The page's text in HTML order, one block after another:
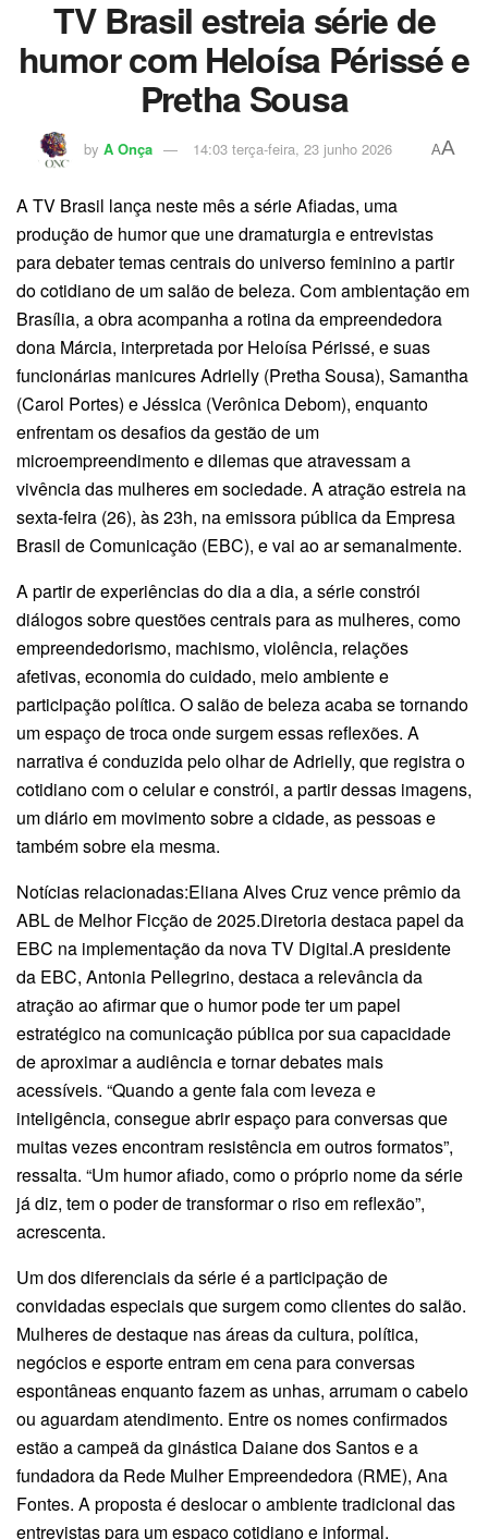
TV Brasil estreia série de
humor com Heloísa Périssé e
Pretha Sousa
by A Onça 14:03 terça-feira, 23 junho 2026 AA
A TV Brasil lança neste mês a série Afiadas, uma
produção de humor que une dramaturgia e entrevistas
para debater temas centrais do universo feminino a partir
do cotidiano de um salão de beleza. Com ambientação em
Brasília, a obra acompanha a rotina da empreendedora
dona Márcia, interpretada por Heloísa Périssé, e suas
funcionárias manicures Adrielly (Pretha Sousa), Samantha
(Carol Portes) e Jéssica (Verônica Debom), enquanto
enfrentam os desafios da gestão de um
microempreendimento e dilemas que atravessam a
vivência das mulheres em sociedade. A atração estreia na
sexta-feira (26), às 23h, na emissora pública da Empresa
Brasil de Comunicação (EBC), e vai ao ar semanalmente.
A partir de experiências do dia a dia, a série constrói
diálogos sobre questões centrais para as mulheres, como
empreendedorismo, machismo, violência, relações
afetivas, economia do cuidado, meio ambiente e
participação política. O salão de beleza acaba se tornando
um espaço de troca onde surgem essas reflexões. A
narrativa é conduzida pelo olhar de Adrielly, que registra o
cotidiano com o celular e constrói, a partir dessas imagens,
um diário em movimento sobre a cidade, as pessoas e
também sobre ela mesma.
Notícias relacionadas:Eliana Alves Cruz vence prêmio da
ABL de Melhor Ficção de 2025.Diretoria destaca papel da
EBC na implementação da nova TV Digital.A presidente
da EBC, Antonia Pellegrino, destaca a relevância da
atração ao afirmar que o humor pode ter um papel
estratégico na comunicação pública por sua capacidade
de aproximar a audiência e tornar debates mais
acessíveis. “Quando a gente fala com leveza e
inteligência, consegue abrir espaço para conversas que
muitas vezes encontram resistência em outros formatos”,
ressalta. “Um humor afiado, como o próprio nome da série
já diz, tem o poder de transformar o riso em reflexão”,
acrescenta.
Um dos diferenciais da série é a participação de
convidadas especiais que surgem como clientes do salão.
Mulheres de destaque nas áreas da cultura, política,
negócios e esporte entram em cena para conversas
espontâneas enquanto fazem as unhas, arrumam o cabelo
ou aguardam atendimento. Entre os nomes confirmados
estão a campeã da ginástica Daiane dos Santos e a
fundadora da Rede Mulher Empreendedora (RME), Ana
Fontes. A proposta é deslocar o ambiente tradicional das
entrevistas para um espaço cotidiano e informal,